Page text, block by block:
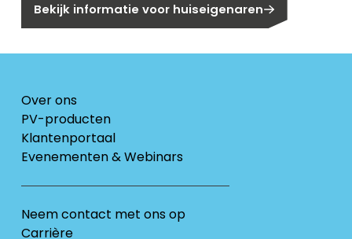
Bekijk informatie voor huiseigenaren
Over ons
PV-producten
Klantenportaal
Evenementen & Webinars
Neem contact met ons op
Carrière